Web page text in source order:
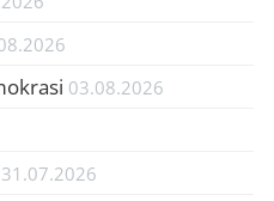
03.08.2026
31.07.2026